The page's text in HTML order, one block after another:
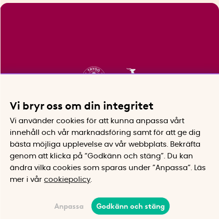
Vi bryr oss om din integritet
Vi använder cookies för att kunna anpassa vårt
innehåll och vår marknadsföring samt för att ge dig
bästa möjliga upplevelse av vår webbplats.
Bekräfta
genom att klicka på “Godkänn och stäng”. Du kan
ändra vilka cookies som sparas under ”Anpassa”.
Läs
mer i vår cookiepolicy
Anpassa Godkänn och stäng